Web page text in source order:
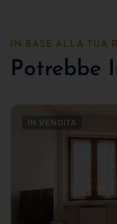
IN BASE ALLA TUA
Potrebbe
IN VENDITA